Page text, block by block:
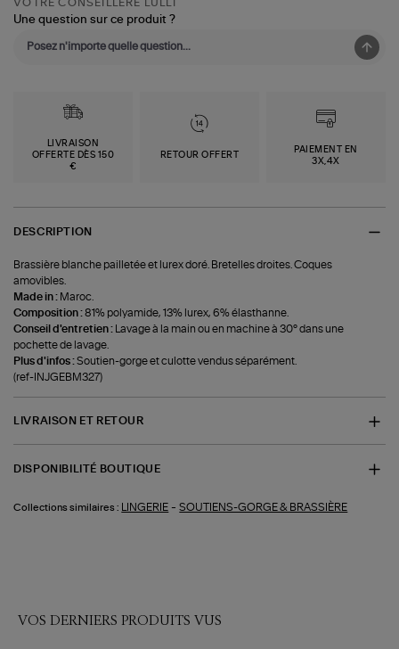
VOTRE CONSEILLÈRE LULLI
Une question sur ce produit ?
LIVRAISON
OFFERTE DÈS 150
€
RETOUR OFFERT
PAIEMENT EN
3X,4X
DESCRIPTION
Brassière blanche pailletée et lurex doré. Bretelles droites. Coques
amovibles.
Made in : Maroc.
Composition :81% polyamide, 13% lurex, 6% élasthanne.
Conseil d'entretien :
Lavage à la main ou en machine à 30° dans une
pochette de lavage.
Plus d'infos :Soutien-gorge et culotte vendus séparément.
(ref-INJGEBM327)
LIVRAISON ET RETOUR
DISPONIBILITÉ BOUTIQUE
Collections similaires : LINGERIE -SOUTIENS-GORGE & BRASSIÈRE
VOS DERNIERS PRODUITS VUS